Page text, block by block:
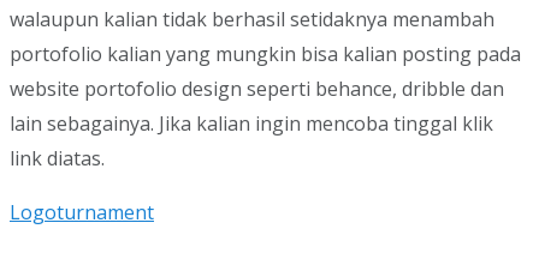
walaupun kalian tidak berhasil setidaknya menambah
portofolio kalian yang mungkin bisa kalian posting pada
website portofolio design seperti behance, dribble dan
lain sebagainya. Jika kalian ingin mencoba tinggal klik
link diatas.
Logoturnament